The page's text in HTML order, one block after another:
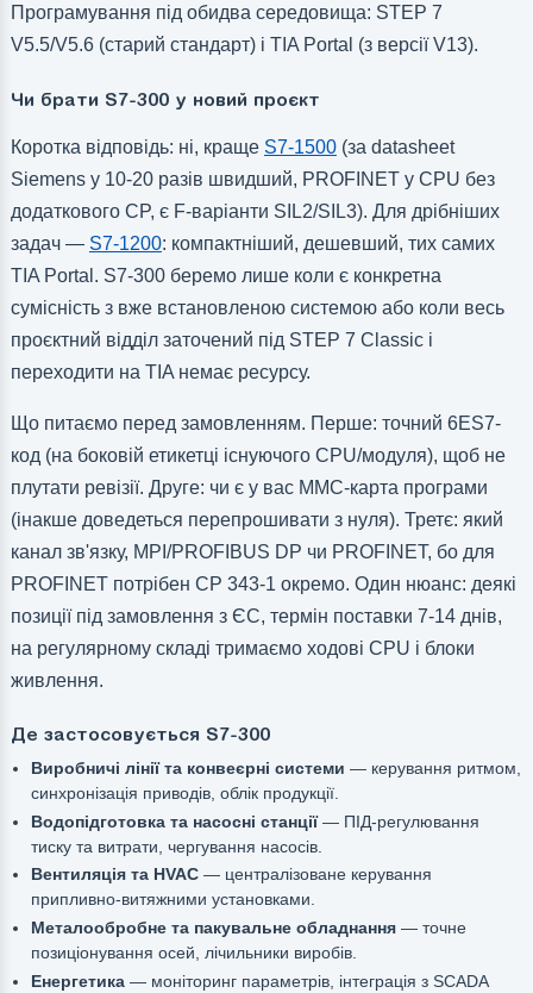
Програмування під обидва середовища: STEP 7
V5.5/V5.6 (старий стандарт) і TIA Portal (з версії V13).
Чи брати S7-300 у новий проєкт
Коротка відповідь: ні, краще S7-1500(за datasheet
Siemens у 10-20 разів швидший, PROFINET у CPU без
додаткового CP, є F-варіанти SIL2/SIL3). Для дрібніших
задач — S7-1200: компактніший, дешевший, тих самих
TIA Portal. S7-300 беремо лише коли є конкретна
сумісність з вже встановленою системою або коли весь
проєктний відділ заточений під STEP 7 Classic і
переходити на TIA немає ресурсу.
Що питаємо перед замовленням. Перше: точний 6ES7-
код (на боковій етикетці існуючого CPU/модуля), щоб не
плутати ревізії. Друге: чи є у вас MMC-карта програми
(інакше доведеться перепрошивати з нуля). Третє: який
канал зв'язку, MPI/PROFIBUS DP чи PROFINET, бо для
PROFINET потрібен CP 343-1 окремо. Один нюанс: деякі
позиції під замовлення з ЄС, термін поставки 7-14 днів,
на регулярному складі тримаємо ходові CPU і блоки
живлення.
Де застосовується S7-300
Виробничі лінії та конвеєрні системи — керування ритмом,
синхронізація приводів, облік продукції.
Водопідготовка та насосні станції— ПІД-регулювання
тиску та витрати, чергування насосів.
Вентиляція та HVAC— централізоване керування
припливно-витяжними установками.
Металообробне та пакувальне обладнання— точне
позиціонування осей, лічильники виробів.
Енергетика— моніторинг параметрів, інтеграція з SCADA